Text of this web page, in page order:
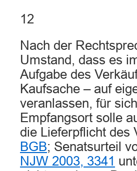
12
Nach der
Umstand, dass es
Aufgabe des
Kaufsache – auf
veranlassen, für
Empfangsort solle
die Lieferpflicht des
BGB; Senatsurteil
NJW 2003, 3341